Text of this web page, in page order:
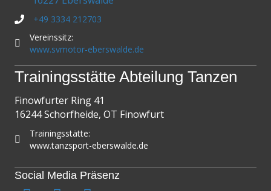
+49 3334 212703
Vereinssitz:
www.svmotor-eberswalde.de
Trainingsstätte Abteilung Tanzen
Finowfurter Ring 41
16244 Schorfheide, OT Finowfurt
Trainingsstätte:
www.tanzsport-eberswalde.de
Social Media Präsenz